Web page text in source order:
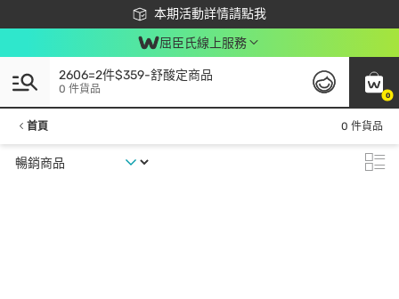
本期活動詳情請點我
下載app最高回饋$350
屈臣氏線上服務
0
2606=2件$359-舒酸定商品
0 件貨品
首頁 0 件貨品